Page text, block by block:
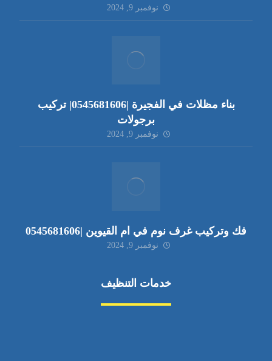
نوفمبر 9, 2024
بناء مظلات في الفجيرة |0545681606| تركيب
برجولات
نوفمبر 9, 2024
فك وتركيب غرف نوم في ام القيوين |0545681606
نوفمبر 9, 2024
خدمات التنظيف